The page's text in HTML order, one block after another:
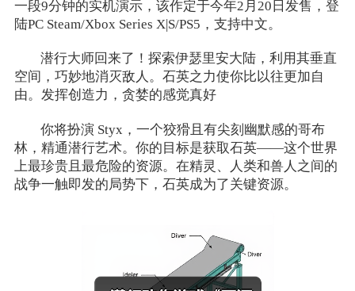
一段9分钟的实机演示，该作定于今年2月20日发售，登
陆PC Steam/Xbox Series X|S/PS5，支持中文。
潜行大师回来了！探索伊瑟里安大陆，利用其垂直
空间，巧妙地消灭敌人。石英之力使你比以往更加自
由。发挥创造力，贪婪的感觉真好
你将扮演 Styx，一个狡猾且有尖刻幽默感的哥布
林，精通潜行艺术。你的目标是获取石英——这个世界
上最珍贵且最危险的资源。在精灵、人类和兽人之间的
战争一触即发的局势下，石英成为了关键资源。